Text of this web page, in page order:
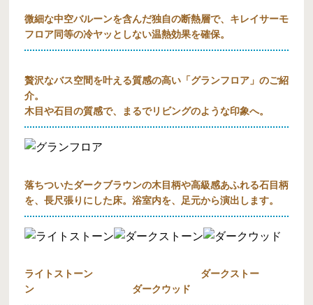
微細な中空バルーンを含んだ独自の断熱層で、キレイサーモ
フロア同等の冷ヤッとしない温熱効果を確保。
贅沢なバス空間を叶える質感の高い「グランフロア」のご紹
介。
木目や石目の質感で、まるでリビングのような印象へ。
落ちついたダークブラウンの木目柄や高級感あふれる石目柄
を、長尺張りにした床。浴室内を、足元から演出します。
ライトストーン ダークストー
ン ダークウッド